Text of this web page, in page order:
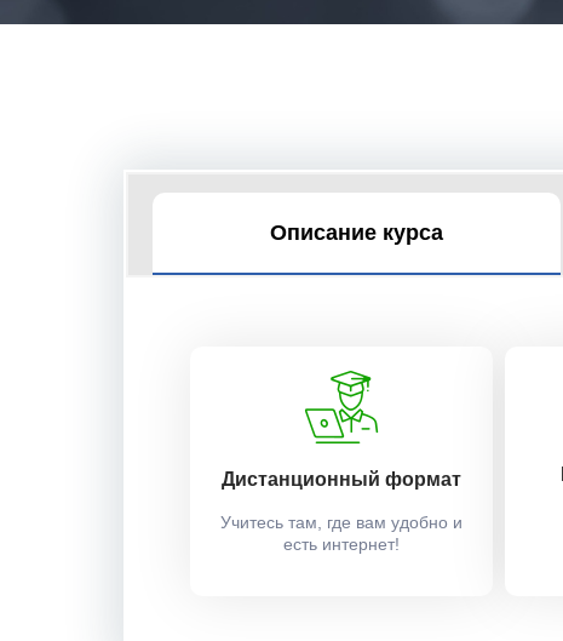
Описание курса
Дистанционный формат
Учитесь там, где вам удобно и
есть интернет!